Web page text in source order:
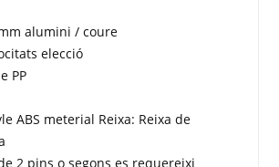
alumini / coure
elecció
PP
ABS meterial Reixa: Reixa de
2 pins o segons es requereixi